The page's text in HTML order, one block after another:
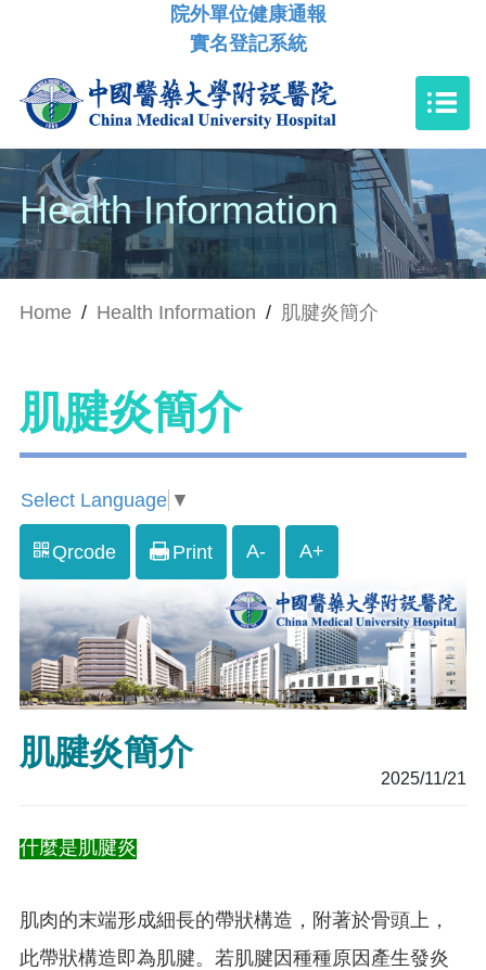
院外單位健康通報
實名登記系統
Health Information
Home / Health Information / 肌腱炎簡介
肌腱炎簡介
Select Language ▼
Qrcode Print A- A+
肌腱炎簡介
2025/11/21
什麼是肌腱炎
肌肉的末端形成細長的帶狀構造，附著於骨頭上，
此帶狀構造即為肌腱。若肌腱因種種原因產生發炎